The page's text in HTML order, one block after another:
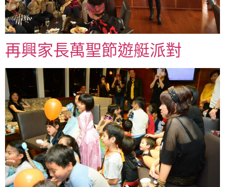
再興家長萬聖節遊艇派對